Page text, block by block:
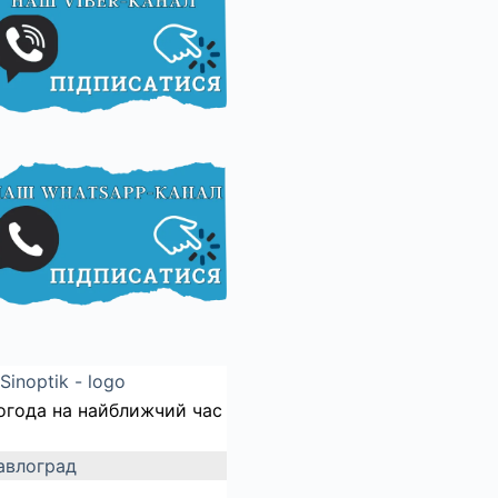
на найближчий час